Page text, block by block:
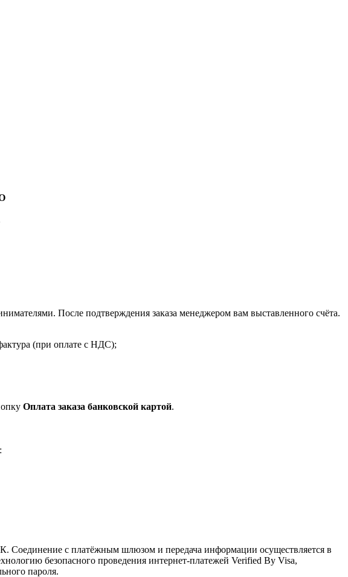
После подтверждения заказа менеджером вам выставленного счёта.
(при оплате с НДС);
Оплата заказа банковской картой.
с платёжным шлюзом и передача информации осуществляется в
безопасного проведения интернет-платежей Verified By Visa,
пароля.